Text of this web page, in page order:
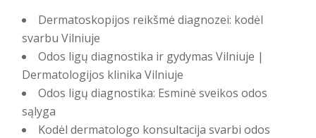
Dermatoskopijos reikšmė diagnozei: kodėl
svarbu Vilniuje
Odos ligų diagnostika ir gydymas Vilniuje |
Dermatologijos klinika Vilniuje
Odos ligų diagnostika: Esminė sveikos odos
sąlyga
Kodėl dermatologo konsultacija svarbi odos